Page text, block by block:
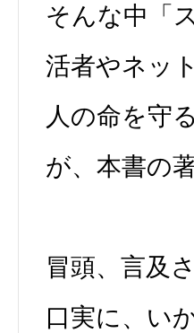
そんな中「
活者やネッ
人の命を守
が、本書の
冒頭、言及
口実に、い